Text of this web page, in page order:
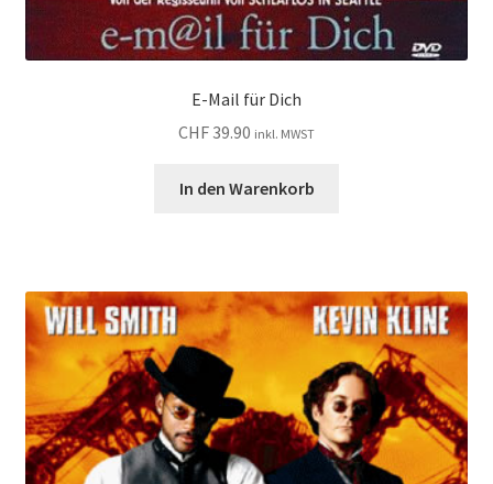
E-Mail für Dich
CHF39.90 inkl. MWST
In den Warenkorb